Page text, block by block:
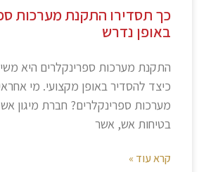
כך תסדירו התקנת מערכות
באופן נדרש
התקנת מערכות ספרינקלרים היא
כיצד להסדיר באופן מקצועי. מי
מערכות ספרינקלרים? חברת מיגון
בטיחות אש, אשר
קרא עוד »